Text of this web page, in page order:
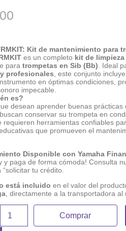
Kit de mantenimiento para
es un completo kit de
paratrompetas en Sib (Bb) . Ideal
profesionales , este conjunto
en óptimas condiciones,
impecable.
es?
desean aprender buenas prácticas
conservar su trompeta en
requieren herramientas confiables
que promueven el
Disponible con Yamaha
y paga de forma cómoda! Consulta
tu crédito.
está incluido en el valor del
, directamente a la transportadora
Comprar